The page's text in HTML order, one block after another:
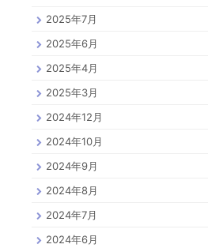
2025年7月
2025年6月
2025年4月
2025年3月
2024年12月
2024年10月
2024年9月
2024年8月
2024年7月
2024年6月